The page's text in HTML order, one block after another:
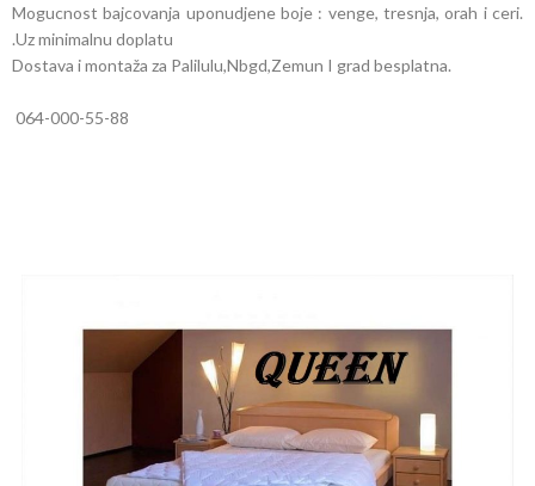
Mogucnost bajcovanja uponudjene boje : venge, tresnja, orah i ceri.
.Uz minimalnu doplatu
Dostava i montaža za Palilulu,Nbgd,Zemun I grad besplatna.
064-000-55-88